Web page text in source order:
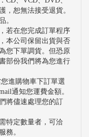
，恕無法接受退貨。
。
若在您完成訂單程序
本公司保留出貨與否
您下單調貨。但恐原
部份我們將為您進行
進購物車下訂單選
通知您運費金額。
將儘速處理您的訂
特定數量者，可洽
務。